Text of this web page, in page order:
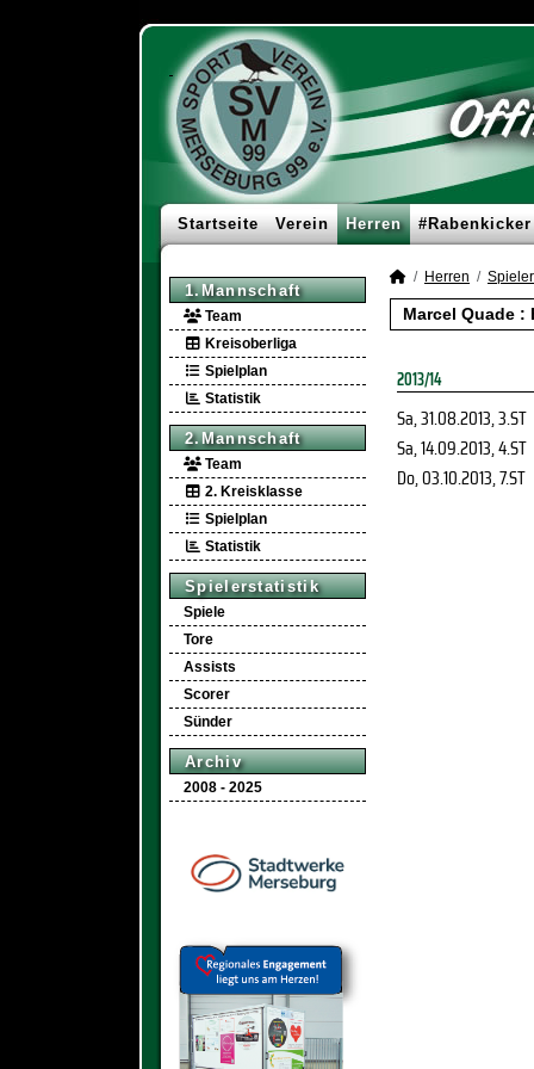
Startseite Verein Herren #Rabenkicker
1.Mannschaft
Team
Kreisoberliga
Spielplan
Statistik
2.Mannschaft
Team
2. Kreisklasse
Spielplan
Statistik
Spielerstatistik
Spiele
Tore
Assists
Scorer
Sünder
Archiv
2008 - 2025
Herren
Marcel Quade
2013/14
Sa, 31.08.2013, 3.ST
Sa, 14.09.2013, 4.ST
Do, 03.10.2013, 7.ST